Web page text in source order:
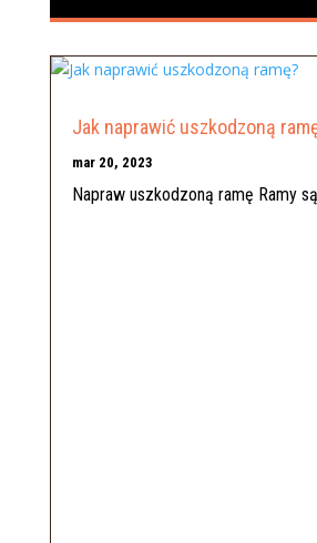
Jak naprawić uszkodzoną
mar 20, 2023
Napraw uszkodzoną ramę Ramy